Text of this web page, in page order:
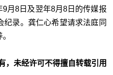
9月8日及翌年8月8日的传媒报
纪录。龚仁心希望请求法庭同
，未经许可不得擅自转载引用